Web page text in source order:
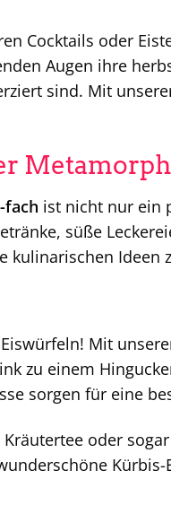
Cocktails oder
Augen ihre
sind. Mit
fach ist nicht nur ein
süße
kulinarischen Ideen
Mit
zu einem
sorgen für eine
oder